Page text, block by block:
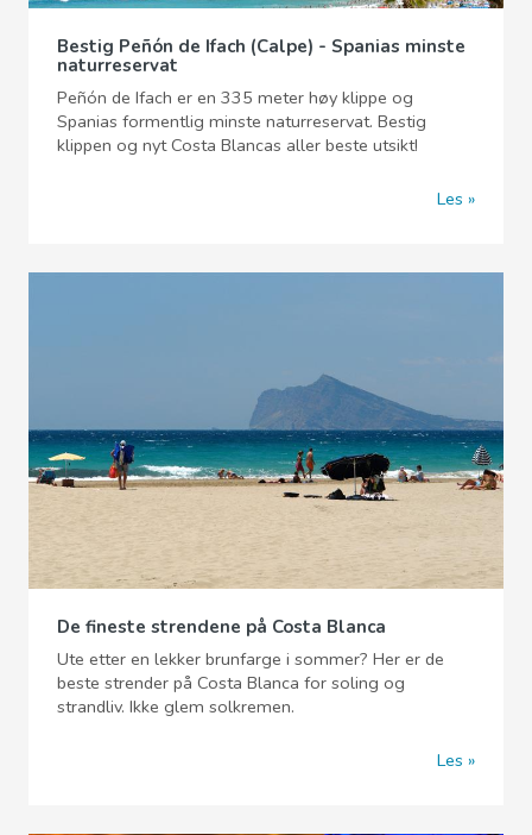
Bestig Peñón de Ifach (Calpe) - Spanias minste
naturreservat
Peñón de Ifach er en 335 meter høy klippe og
Spanias formentlig minste naturreservat. Bestig
klippen og nyt Costa Blancas aller beste utsikt!
Les
De fineste strendene på Costa Blanca
Ute etter en lekker brunfarge i sommer? Her er de
beste strender på Costa Blanca for soling og
strandliv. Ikke glem solkremen.
Les